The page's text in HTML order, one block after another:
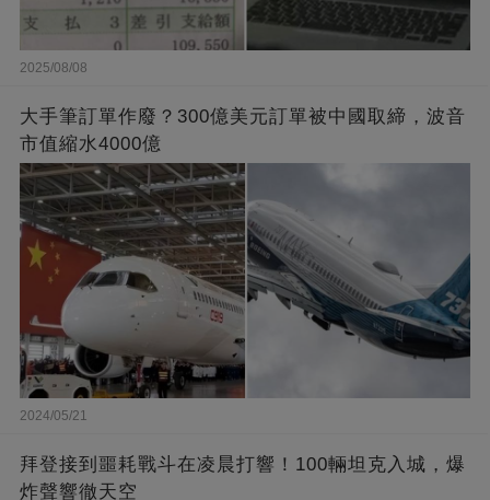
2025/08/08
大手筆訂單作廢？300億美元訂單被中國取締，波音
市值縮水4000億
2024/05/21
拜登接到噩耗戰斗在凌晨打響！100輛坦克入城，爆
炸聲響徹天空